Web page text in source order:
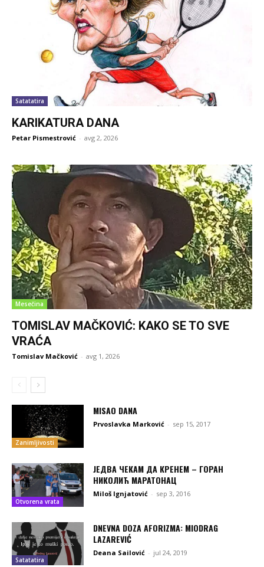
Satatatira
KARIKATURA DANA
Petar Pismestrović - avg 2, 2026
Mesečina
TOMISLAV MAČKOVIĆ: KAKO SE TO SVE
VRAĆA
Tomislav Mačković - avg 1, 2026
Zanimljivosti
MISAO DANA
Prvoslavka Marković - sep 15, 2017
Otvorena vrata
ЈЕДВА ЧЕКАМ ДА КРЕНЕМ – ГОРАН
НИКОЛИЋ МАРАТОНАЦ
Miloš Ignjatović - sep 3, 2016
Satatatira
DNEVNA DOZA AFORIZMA: MIODRAG
LAZAREVIĆ
Deana Sailović - jul 24, 2019